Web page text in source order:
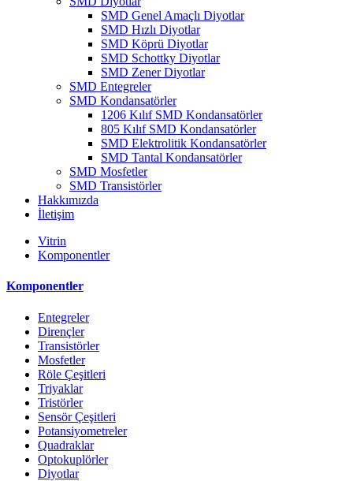
SMD Genel Amaçlı Diyotlar
SMD Hızlı Diyotlar
SMD Köprü Diyotlar
SMD Schottky Diyotlar
SMD Zener Diyotlar
SMD Entegreler
SMD Kondansatörler
1206 Kılıf SMD Kondansatörler
805 Kılıf SMD Kondansatörler
SMD Elektrolitik Kondansatörler
SMD Tantal Kondansatörler
SMD Mosfetler
SMD Transistörler
Hakkımızda
İletişim
Vitrin
Komponentler
Komponentler
Entegreler
Dirençler
Transistörler
Mosfetler
Röle Çeşitleri
Triyaklar
Tristörler
Sensör Çeşitleri
Potansiyometreler
Quadraklar
Optokuplörler
Diyotlar